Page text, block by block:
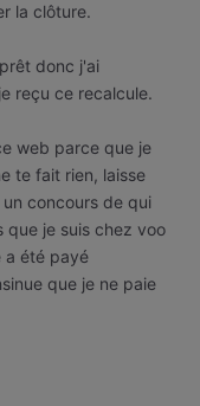
la clôture.
donc j'ai
reçu ce recalcule.
web parce que je
te fait rien, laisse
concours de qui
que je suis chez voo
a été payé
que je ne paie